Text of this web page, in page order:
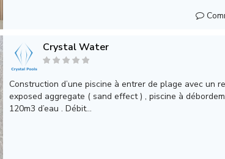
Crystal Water
Construction d’une piscine à entrer de plage avec un
exposed aggregate ( sand effect ) , piscine à
120m3 d’eau . Débit...